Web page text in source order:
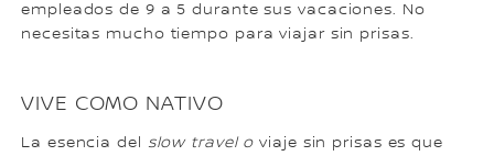
empleados de 9 a 5 durante sus vacaciones. No
necesitas mucho tiempo para viajar sin prisas.
VIVE COMO NATIVO
La esencia del slow travel oviaje sin prisas es que